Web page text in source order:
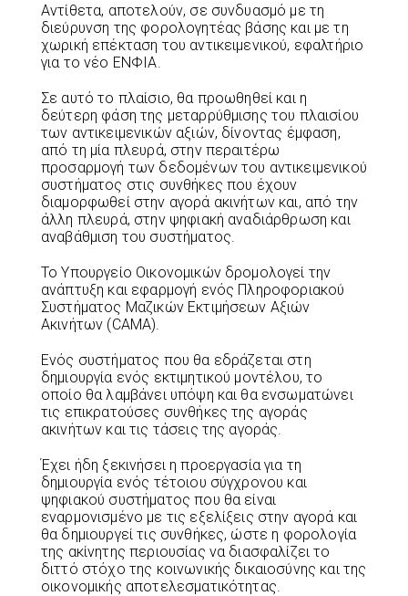
Αντίθετα, αποτελούν, σε συνδυασμό με τη
διεύρυνση της φορολογητέας βάσης και με τη
χωρική επέκταση του αντικειμενικού, εφαλτήριο
για το νέο ΕΝΦΙΑ.
Σε αυτό το πλαίσιο, θα προωθηθεί και η
δεύτερη φάση της μεταρρύθμισης του πλαισίου
των αντικειμενικών αξιών, δίνοντας έμφαση,
από τη μία πλευρά, στην περαιτέρω
προσαρμογή των δεδομένων του αντικειμενικού
συστήματος στις συνθήκες που έχουν
διαμορφωθεί στην αγορά ακινήτων και, από την
άλλη πλευρά, στην ψηφιακή αναδιάρθρωση και
αναβάθμιση του συστήματος.
Το Υπουργείο Οικονομικών δρομολογεί την
ανάπτυξη και εφαρμογή ενός Πληροφοριακού
Συστήματος Μαζικών Εκτιμήσεων Αξιών
Ακινήτων (CAMA).
Ενός συστήματος που θα εδράζεται στη
δημιουργία ενός εκτιμητικού μοντέλου, το
οποίο θα λαμβάνει υπόψη και θα ενσωματώνει
τις επικρατούσες συνθήκες της αγοράς
ακινήτων και τις τάσεις της αγοράς.
Έχει ήδη ξεκινήσει η προεργασία για τη
δημιουργία ενός τέτοιου σύγχρονου και
ψηφιακού συστήματος που θα είναι
εναρμονισμένο με τις εξελίξεις στην αγορά και
θα δημιουργεί τις συνθήκες, ώστε η φορολογία
της ακίνητης περιουσίας να διασφαλίζει το
διττό στόχο της κοινωνικής δικαιοσύνης και της
οικονομικής αποτελεσματικότητας.